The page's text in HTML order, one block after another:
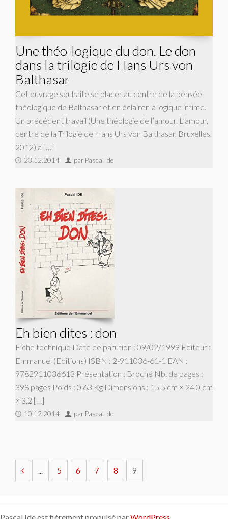
Une théo-logique du don. Le don
dans la trilogie de Hans Urs von
Balthasar
Cet ouvrage souhaite se placer au centre de la pensée
théologique de Balthasar et en éclairer la logique intime.
Un précédent travail (Une théologie de l’amour. L’amour,
centre de la Trilogie de Hans Urs von Balthasar, Bruxelles,
2012) a […]
23.12.2014 par Pascal Ide
Eh bien dites : don
Fiche technique Date de parution : 09/02/1999 Editeur :
Emmanuel (Editions) ISBN : 2-911036-61-1 EAN :
9782911036613 Présentation : Broché Nb. de pages :
398 pages Poids : 0.63 Kg Dimensions : 15,5 cm × 24,0 cm
× 3,2 […]
10.12.2014 par Pascal Ide
... 5 6 7 8 9